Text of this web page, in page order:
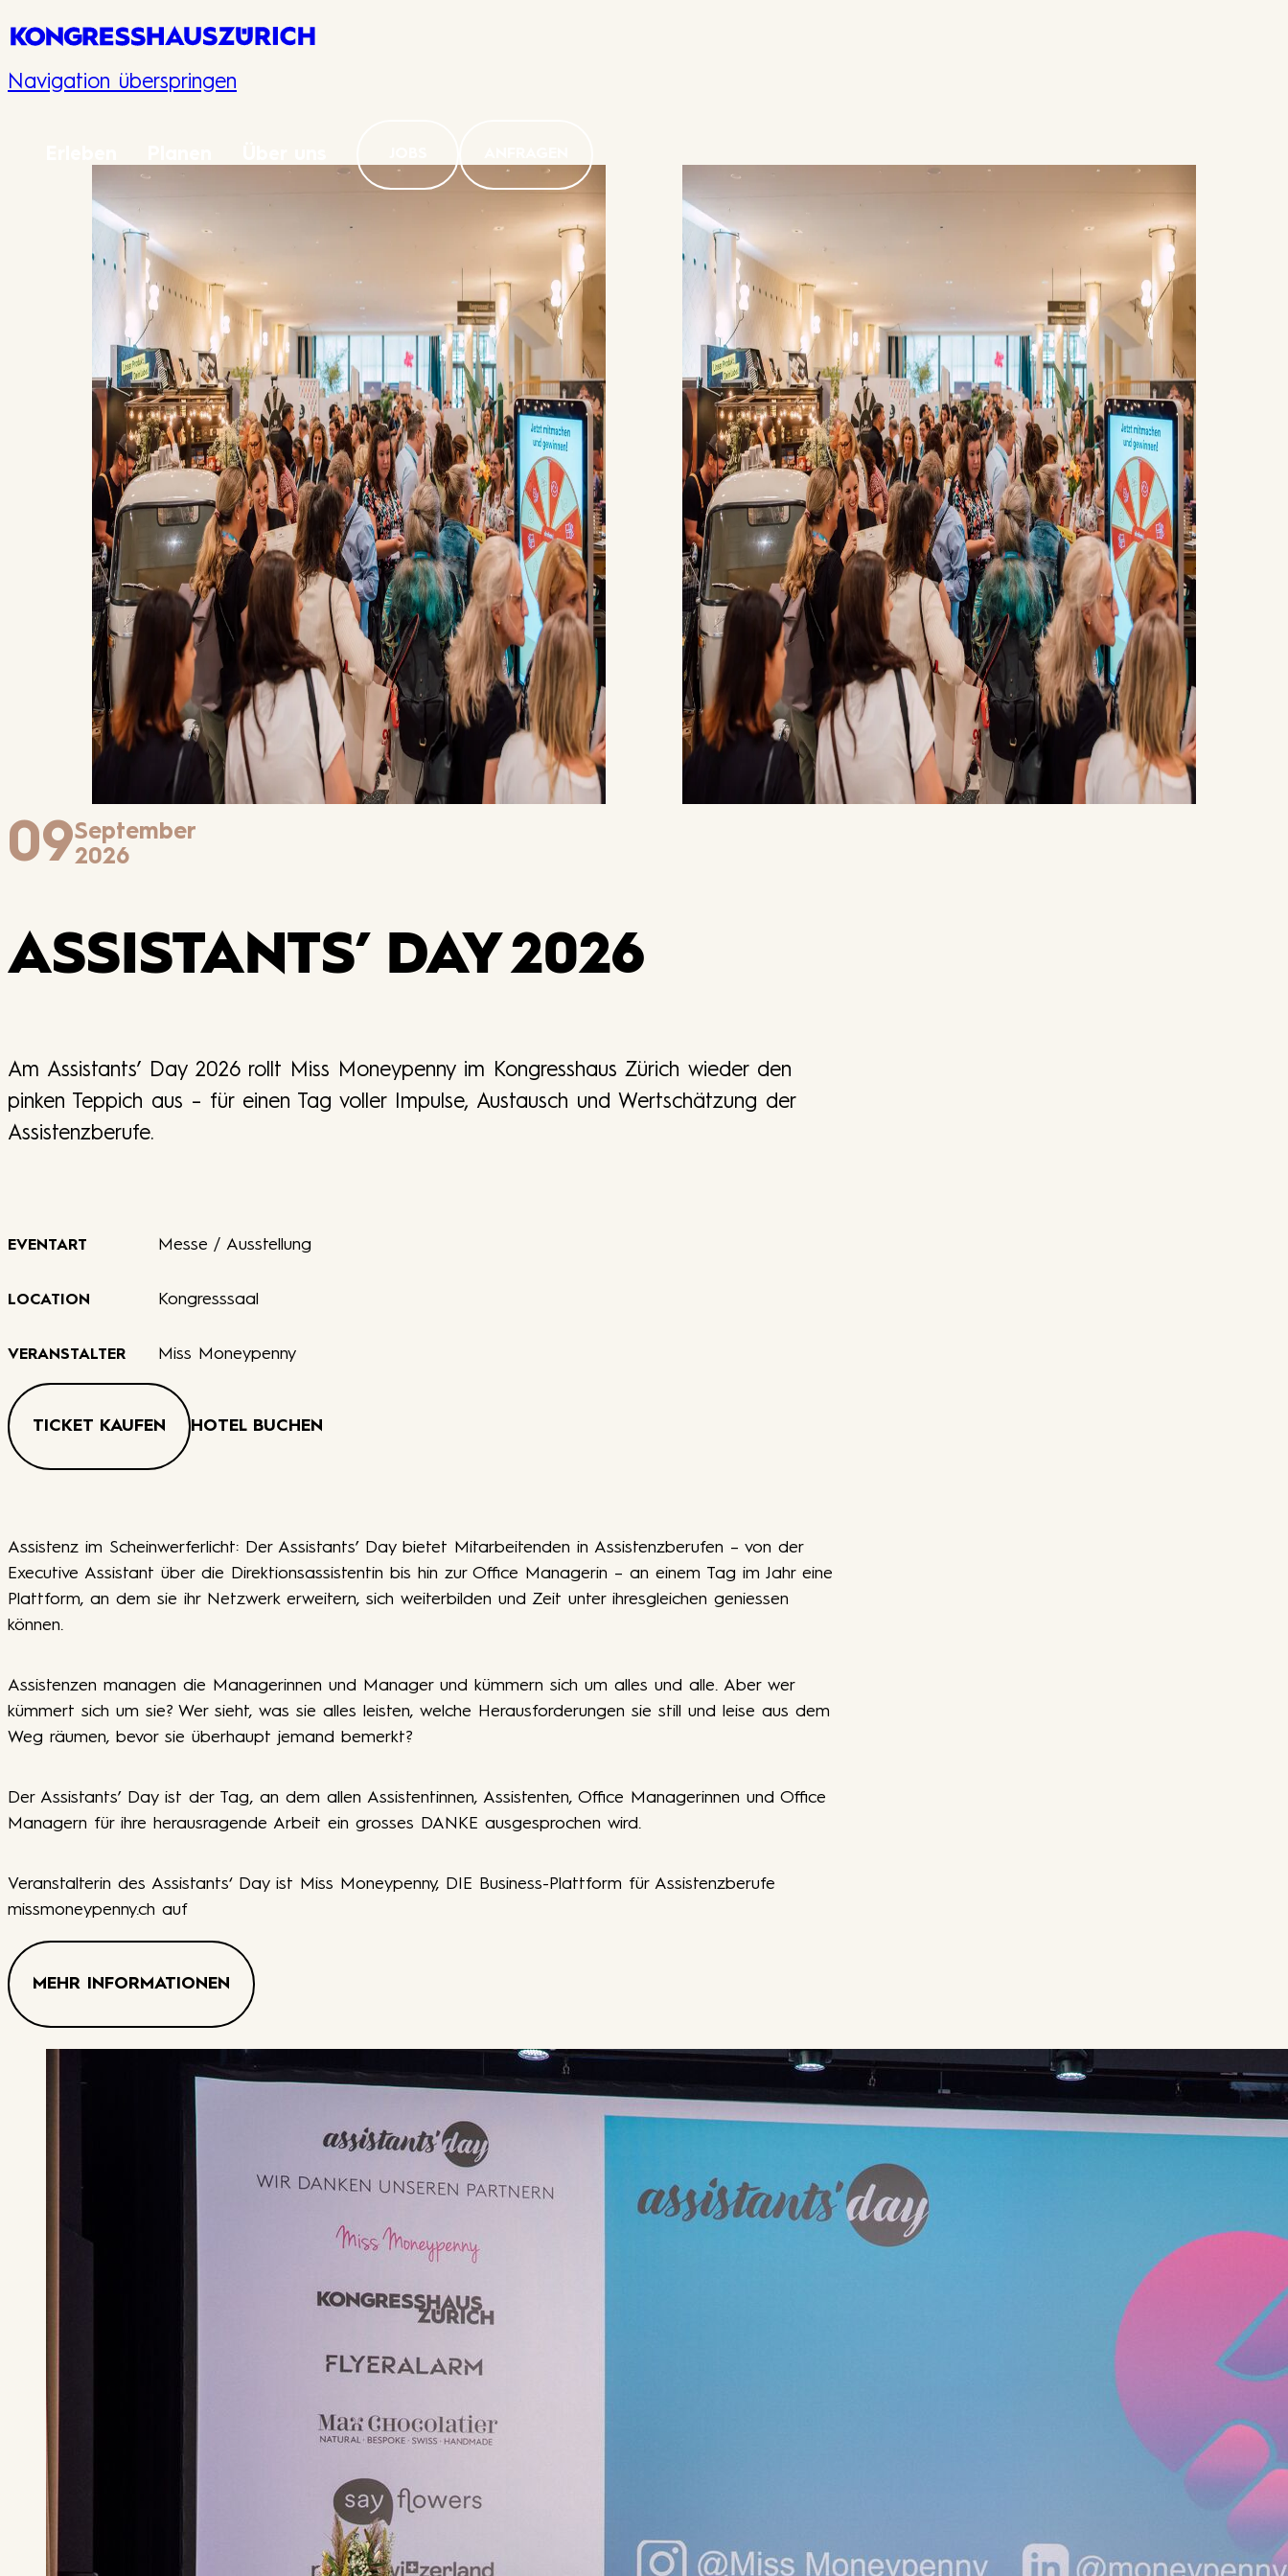
Navigation überspringen
09September
2026
ASSISTANTS’ DAY 2026
Am Assistants’ Day 2026 rollt Miss Moneypenny im Kongresshaus Zürich wieder den
pinken Teppich aus – für einen Tag voller Impulse, Austausch und Wertschätzung der
Assistenzberufe.
EVENTART Messe / Ausstellung
LOCATION Kongresssaal
VERANSTALTER Miss Moneypenny
TICKET KAUFEN HOTEL BUCHEN
Assistenz im Scheinwerferlicht: Der Assistants’ Day bietet Mitarbeitenden in Assistenzberufen – von der
Executive Assistant über die Direktionsassistentin bis hin zur Office Managerin – an einem Tag im Jahr eine
Plattform, an dem sie ihr Netzwerk erweitern, sich weiterbilden und Zeit unter ihresgleichen geniessen
können.
Assistenzen managen die Managerinnen und Manager und kümmern sich um alles und alle. Aber wer
kümmert sich um sie? Wer sieht, was sie alles leisten, welche Herausforderungen sie still und leise aus dem
Weg räumen, bevor sie überhaupt jemand bemerkt?
Der Assistants’ Day ist der Tag, an dem allen Assistentinnen, Assistenten, Office Managerinnen und Office
Managern für ihre herausragende Arbeit ein grosses DANKE ausgesprochen wird.
Veranstalterin des Assistants‘ Day ist Miss Moneypenny, DIE Business-Plattform für Assistenzberufe
missmoneypenny.ch auf
MEHR INFORMATIONEN
Jobs